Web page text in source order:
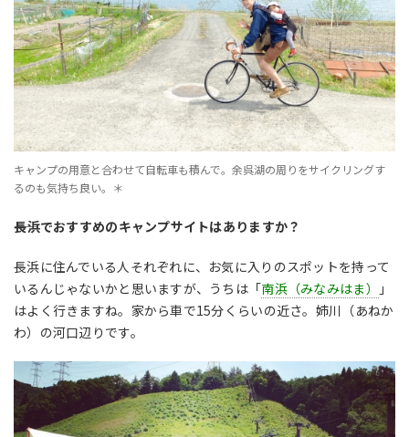
キャンプの用意と合わせて自転車も積んで。余呉湖の周りをサイクリングす
るのも気持ち良い。＊
――長浜でおすすめのキャンプサイトはありますか？
長浜に住んでいる人それぞれに、お気に入りのスポットを持って
いるんじゃないかと思いますが、うちは「南浜（みなみはま）
」
はよく行きますね。家から車で15分くらいの近さ。姉川（あねか
わ）の河口辺りです。